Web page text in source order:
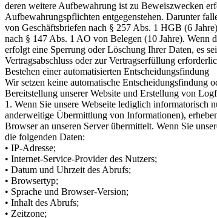
deren weitere Aufbewahrung ist zu Beweiszwecken
Aufbewahrungspflichten entgegenstehen. Darunter
von Geschäftsbriefen nach § 257 Abs. 1 HGB (6
nach § 147 Abs. 1 AO von Belegen (10 Jahre). Wenn
erfolgt eine Sperrung oder Löschung Ihrer Daten, es
Vertragsabschluss oder zur Vertragserfüllung
Bestehen einer automatisierten Entscheidungsfindung
Wir setzen keine automatische Entscheidungsfindung
Bereitstellung unserer Website und Erstellung von
1. Wenn Sie unsere Webseite lediglich informatorisch
anderweitige Übermittlung von Informationen),
Browser an unseren Server übermittelt. Wenn Sie
die folgenden Daten:
• IP-Adresse;
• Internet-Service-Provider des Nutzers;
• Datum und Uhrzeit des Abrufs;
• Browsertyp;
• Sprache und Browser-Version;
• Inhalt des Abrufs;
• Zeitzone;